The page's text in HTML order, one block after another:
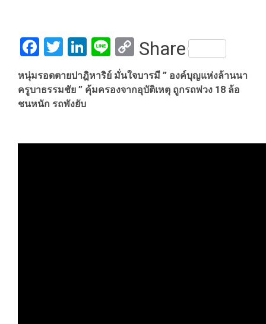
Facebook
Twitter
LinkedIn
LineCopy
Link
Share
หนุ่มรอดตายปาฎิหาริย์ มั่นใจบารมี ” องค์บุญแห่งล้านนา
ครูบาธรรมชัย ” คุ้มครองจากอุบัติเหตุ ถูกรถพ่วง 18 ล้อ
ชนหนัก รถพังยับ